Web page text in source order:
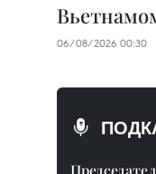
06/08/2026 00:30